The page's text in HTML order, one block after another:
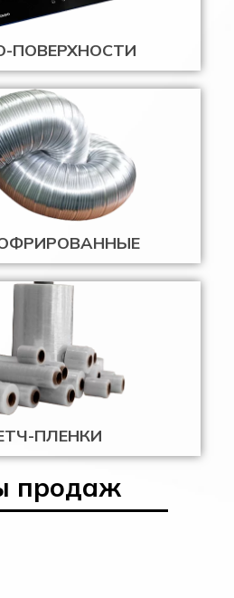
ПОВЕРХНОСТИ
ПЛЕНКИ
продаж